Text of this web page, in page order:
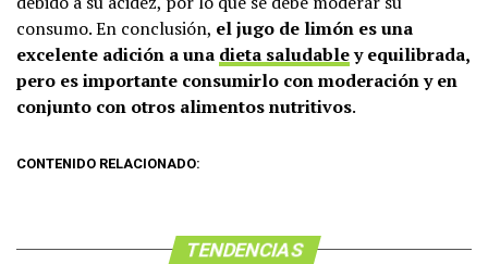
consumo. En conclusión, el jugo de limón es una
excelente adición a una dieta saludabley equilibrada,
pero es importante consumirlo con moderación y en
conjunto con otros alimentos nutritivos.
CONTENIDO RELACIONADO:
TENDENCIAS